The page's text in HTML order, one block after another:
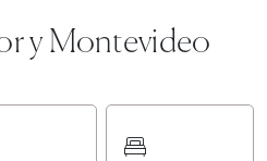
y Montevideo